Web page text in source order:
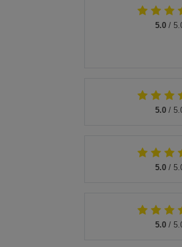
5.0/
5.0/
5.0/
5.0/